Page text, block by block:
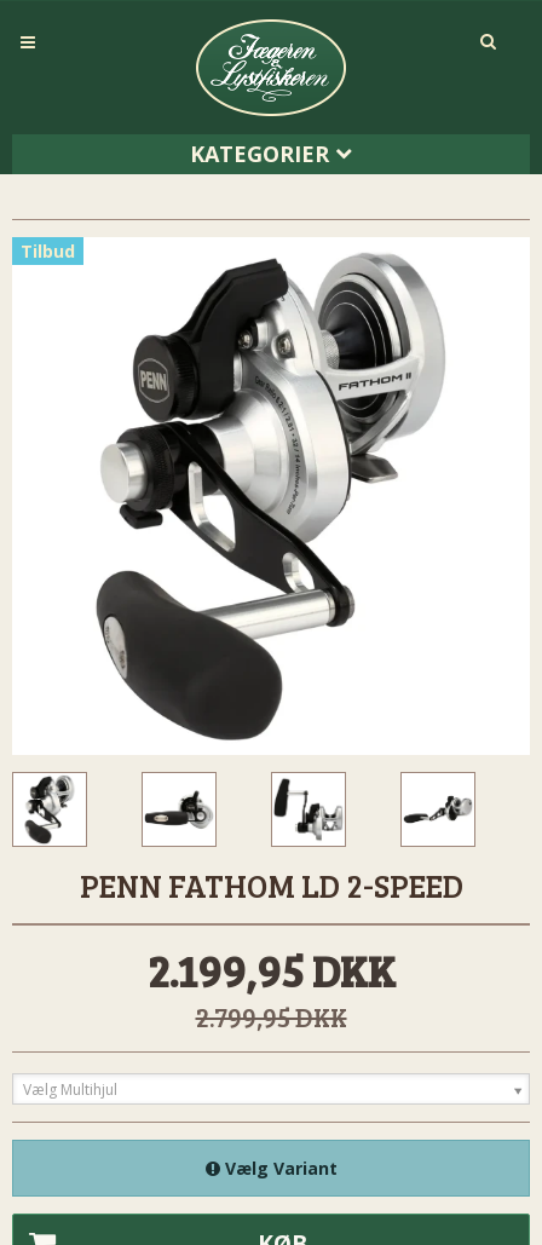
KATEGORIER
Tilbud
PENN FATHOM LD 2-SPEED
2.199,95 DKK
2.799,95 DKK
Vælg Multihjul
Vælg Variant